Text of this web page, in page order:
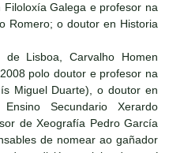
Galega e profesor na
Romero; o doutor en Historia
de Lisboa, Carvalho Homen
polo doutor e profesor na
Miguel Duarte), o doutor en
Secundario Xerardo
de Xeografía Pedro García
de nomear ao gañador